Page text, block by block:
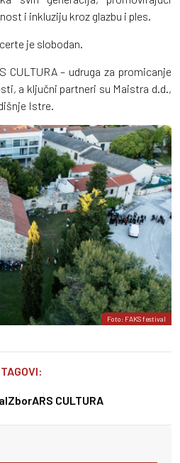
i inkluziju kroz glazbu i ples.
je slobodan.
CULTURA – udruga za promicanje
a ključni partneri su Maistra d.d.,
Istre.
Foto: FAKS festival
TAGOVI:
ZborARS CULTURA